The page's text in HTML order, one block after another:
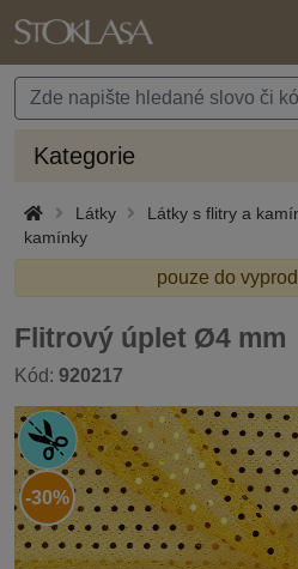
Kategorie
Látky Látky s flitry a
kamínky
pouze do
Flitrový úplet Ø4 mm
Kód: 920217
-30%